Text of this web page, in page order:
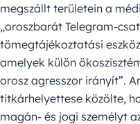
megszállt területein a
„oroszbarát Telegram-
tömegtájékoztatási
amelyek külön
orosz agresszor irányít”.
titkárhelyettese közölte,
magán- és jogi személyt